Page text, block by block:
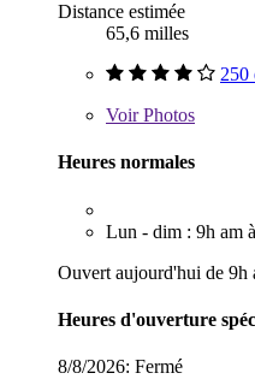
Distance estimée
65,6 milles
250
VoirPhotos
Heures normales
Lun - dim : 9h am
Ouvert aujourd'hui de 9h
Heures d'ouverture
8/8/2026: Fermé